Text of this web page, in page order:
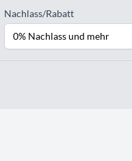
Nachlass/Rabatt